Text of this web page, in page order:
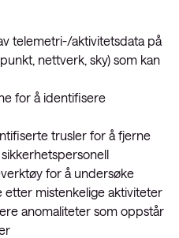
telemetri-/aktivitetsdata på
nettverk, sky) som kan
for å identifisere
trusler for å fjerne
for å undersøke
mistenkelige aktiviteter
anomaliteter som oppstår